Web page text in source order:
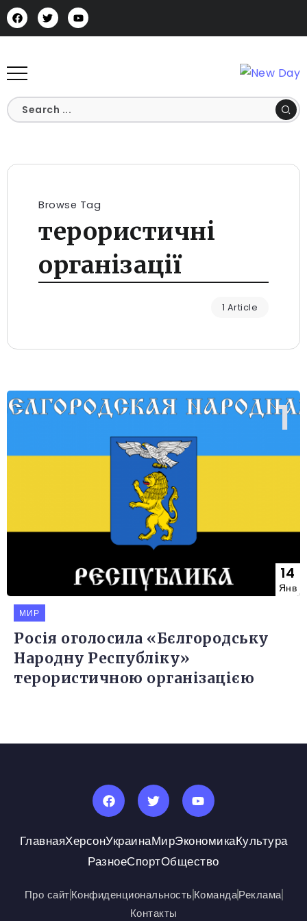
Browse Tag
терористичні
організації
1 Article
14
Янв
МИР
Росія оголосила «Бєлгородську
Народну Республіку»
терористичною організацією
ГлавнаяХерсонУкраинаМирЭкономикаКультура
РазноеСпортОбщество
Про сайтКонфиденциональностьКомандаРеклама
Контакты